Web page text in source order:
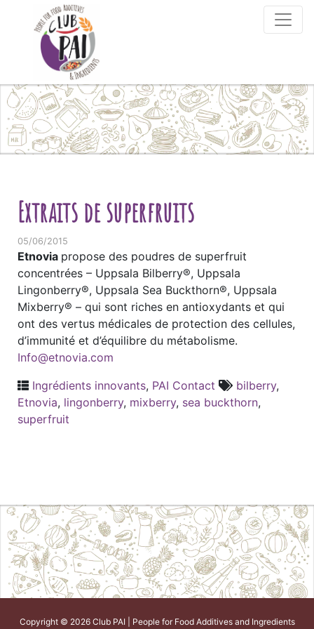
Skip to content
Extraits de superfruits
05/06/2015
Etnovia propose des poudres de superfruit
concentrées – Uppsala Bilberry®, Uppsala
Lingonberry®, Uppsala Sea Buckthorn®, Uppsala
Mixberry® – qui sont riches en antioxydants et qui
ont des vertus médicales de protection des cellules,
d’immunité et d’équilibre du métabolisme.
Info@etnovia.com
Ingrédients innovants, PAI Contact bilberry,
Etnovia, lingonberry, mixberry, sea buckthorn,
superfruit
Copyright © 2026 Club PAI | People for Food Additives and Ingredients